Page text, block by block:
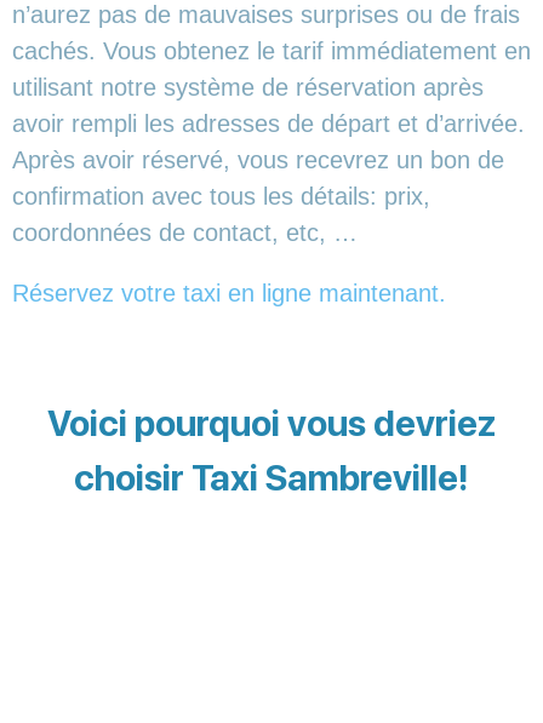
n’aurez pas de mauvaises surprises ou de frais
cachés. Vous obtenez le tarif immédiatement en
utilisant notre système de réservation après
avoir rempli les adresses de départ et d’arrivée.
Après avoir réservé, vous recevrez un bon de
confirmation avec tous les détails: prix,
coordonnées de contact, etc, …
Réservez votre taxi en ligne maintenant.
Voici pourquoi vous devriez
choisir Taxi Sambreville!